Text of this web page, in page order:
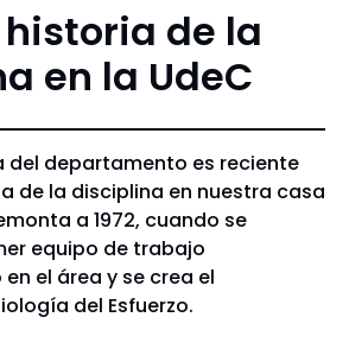
de la
en la UdeC
del departamento es reciente
de la disciplina en nuestra casa
a 1972, cuando se
equipo de trabajo
el área y se crea el
del Esfuerzo.